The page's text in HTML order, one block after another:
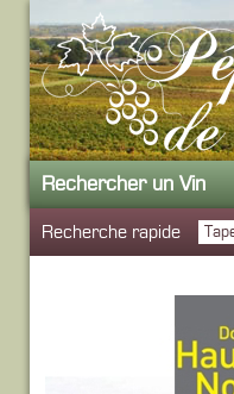
Rechercher un Vin
Recherche rapide